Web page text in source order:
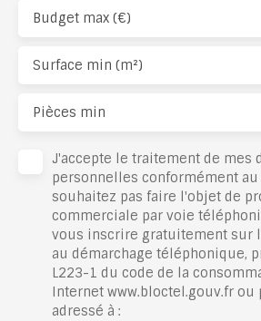
Budget max (€)
Surface min (m²)
Pièces min
J'accepte le traitement de mes
personnelles conformément au
souhaitez pas faire l'objet de
commerciale par voie
vous inscrire gratuitement sur
au démarchage téléphonique,
L223-1 du code de la
Internet www.bloctel.gouv.fr ou
adressé à :